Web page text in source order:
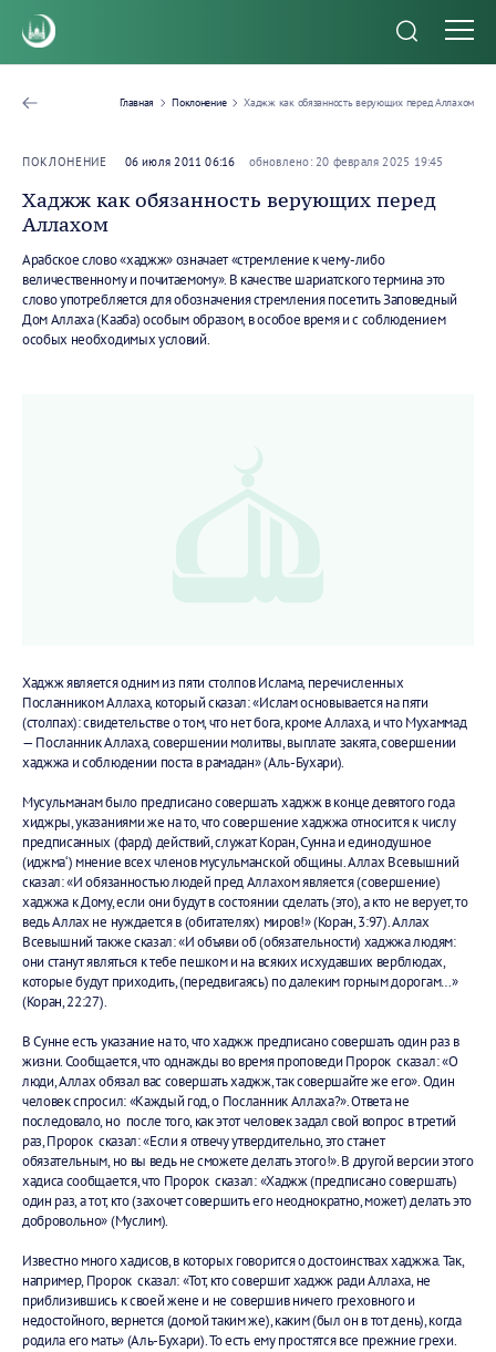
Главная Поклонение Хаджж как обязанность верующих перед Аллахом
ПОКЛОНЕНИЕ 06 июля 2011 06:16 обновлено: 20 февраля 2025 19:45
Хаджж как обязанность верующих перед
Аллахом
Арабское слово «хаджж» означает «стремление к чему-либо
величественному и почитаемому». В качестве шариатского термина это
слово употребляется для обозначения стремления посетить Заповедный
Дом Аллаха (Кааба) особым образом, в особое время и с соблюдением
особых необходимых условий.
Хаджж является одним из пяти столпов Ислама, перечисленных
Посланником Аллаха, который сказал: «Ислам основывается на пяти
(столпах): свидетельстве о том, что нет бога, кроме Аллаха, и что Мухаммад
— Посланник Аллаха, совершении молитвы, выплате закята, совершении
хаджжа и соблюдении поста в рамадан» (Аль-Бухари).
Мусульманам было предписано совершать хаджж в конце девятого года
хиджры, указаниями же на то, что совершение хаджжа относится к числу
предписанных (фард) действий, служат Коран, Сунна и единодушное
(иджма‘) мнение всех членов мусульманской общины. Аллах Всевышний
сказал: «И обязанностью людей пред Аллахом является (совершение)
хаджжа к Дому, если они будут в состоянии сделать (это), а кто не верует, то
ведь Аллах не нуждается в (обитателях) миров!» (Коран, 3:97). Аллах
Всевышний также сказал: «И объяви об (обязательности) хаджжа людям:
они станут являться к тебе пешком и на всяких исхудавших верблюдах,
которые будут приходить, (передвигаясь) по далеким горным дорогам…»
(Коран, 22:27).
В Сунне есть указание на то, что хаджж предписано совершать один раз в
жизни. Сообщается, что однажды во время проповеди Пророк сказал: «О
люди, Аллах обязал вас совершать хаджж, так совершайте же его». Один
человек спросил: «Каждый год, о Посланник Аллаха?». Ответа не
последовало, но после того, как этот человек задал свой вопрос в третий
раз, Пророк сказал: «Если я отвечу утвердительно, это станет
обязательным, но вы ведь не сможете делать этого!». В другой версии этого
хадиса сообщается, что Пророк сказал: «Хаджж (предписано совершать)
один раз, а тот, кто (захочет совершить его неоднократно, может) делать это
добровольно» (Муслим).
Известно много хадисов, в которых говорится о достоинствах хаджжа. Так,
например, Пророк сказал: «Тот, кто совершит хаджж ради Аллаха, не
приблизившись к своей жене и не совершив ничего греховного и
недостойного, вернется (домой таким же), каким (был он в тот день), когда
родила его мать» (Аль-Бухари). То есть ему простятся все прежние грехи.